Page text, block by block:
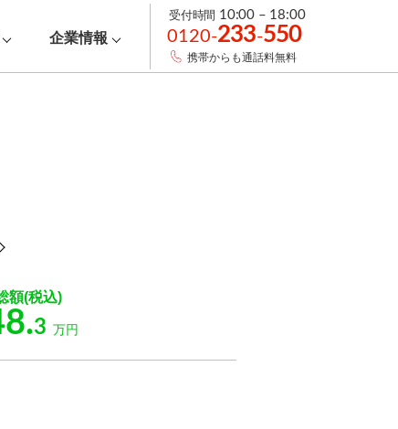
企業情報
受付時間 10:00 – 18:00
0120-233-550
携帯からも通話料無料
額(税込)
3 万円